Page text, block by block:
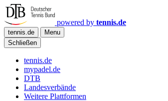
powered by tennis.de
tennis.de
Menu
Schließen
tennis.de
mypadel.de
DTB
Landesverbände
Weitere Plattformen